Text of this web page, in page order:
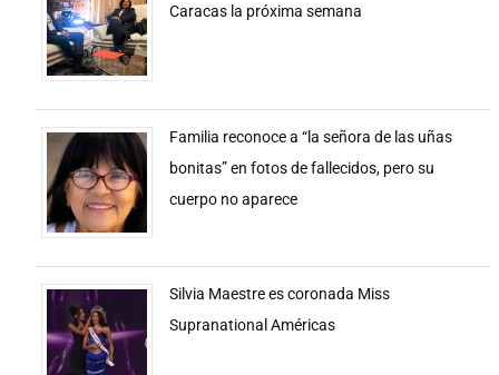
Caracas la próxima semana
Familia reconoce a “la señora de las uñas
bonitas” en fotos de fallecidos, pero su
cuerpo no aparece
Silvia Maestre es coronada Miss
Supranational Américas